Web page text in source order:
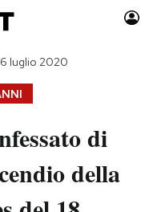
Idee
luglio 2020
di
della